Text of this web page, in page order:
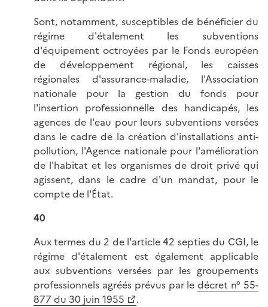
Sont, notamment, susceptibles de bénéficier du
régime d'étalement les subventions
d'équipement octroyées par le Fonds européen
de développement régional, les caisses
régionales d'assurance-maladie, l'Association
nationale pour la gestion du fonds pour
l'insertion professionnelle des handicapés, les
agences de l'eau pour leurs subventions versées
dans le cadre de la création d'installations anti-
pollution, l'Agence nationale pour l'amélioration
de l'habitat et les organismes de droit privé qui
agissent, dans le cadre d'un mandat, pour le
compte de l'État.
40
Aux termes du 2 de l'article 42 septies du CGI, le
régime d'étalement est également applicable
aux subventions versées par les groupements
professionnels agréés prévus par ledécret n° 55-
877 du 30 juin 1955
.